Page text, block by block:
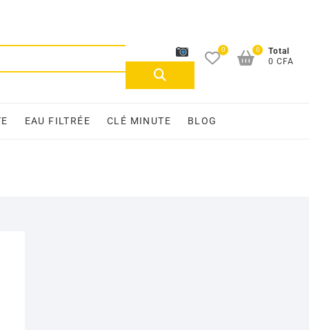
Recherche
0
Total
0 CFA
0
EAU FILTRÉE CLÉ MINUTE BLOG